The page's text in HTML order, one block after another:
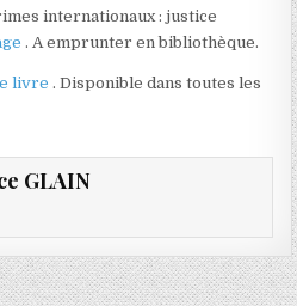
internationaux : justice
. A emprunter en bibliothèque.
livre. Disponible dans toutes les
GLAIN